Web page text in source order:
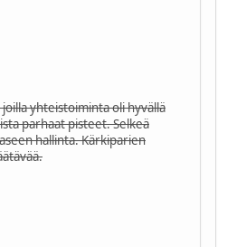
yhteistoiminta oli hyvällä
parhaat pisteet. Selkeä
hallinta. Kärkiparien